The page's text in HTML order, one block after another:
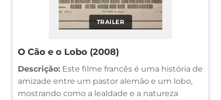
TRAILER
O Cão e o Lobo (2008)
Descrição: Este filme francês é uma história de
amizade entre um pastor alemão e um lobo,
mostrando como a lealdade e a natureza